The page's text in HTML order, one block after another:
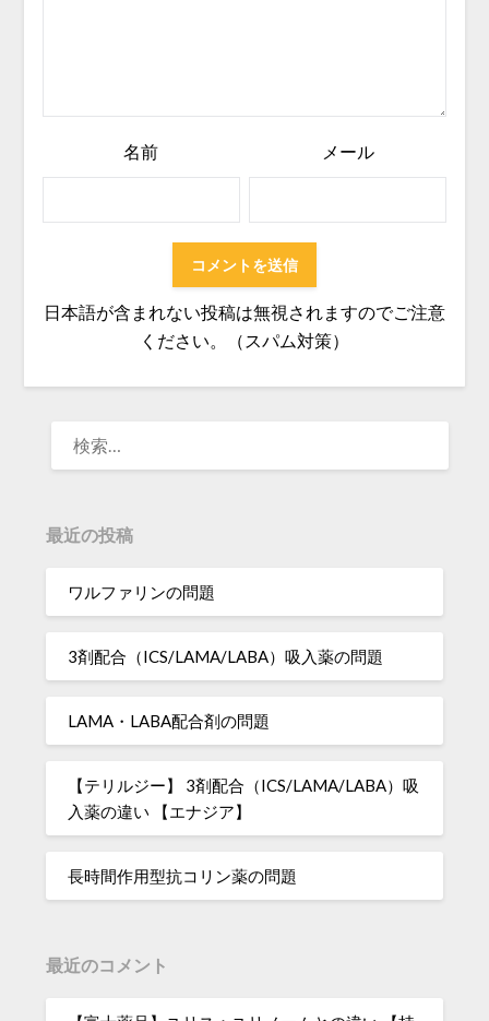
名前 メール
日本語が含まれない投稿は無視されますのでご注意
ください。（スパム対策）
最近の投稿
ワルファリンの問題
3剤配合（ICS/LAMA/LABA）吸入薬の問題
LAMA・LABA配合剤の問題
【テリルジー】 3剤配合（ICS/LAMA/LABA）吸
入薬の違い 【エナジア】
長時間作用型抗コリン薬の問題
最近のコメント